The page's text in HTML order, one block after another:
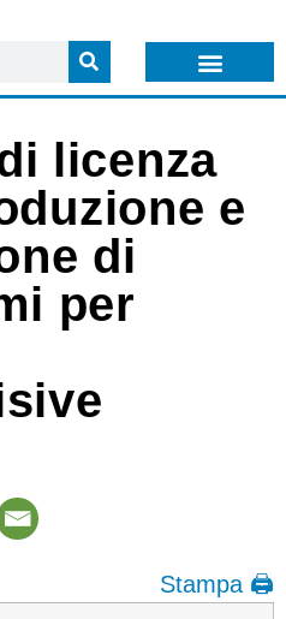
licenza
e
di
per
Stampa 🖨